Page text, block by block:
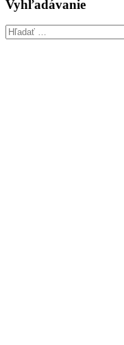
Vyhľadávanie
Hľadať: